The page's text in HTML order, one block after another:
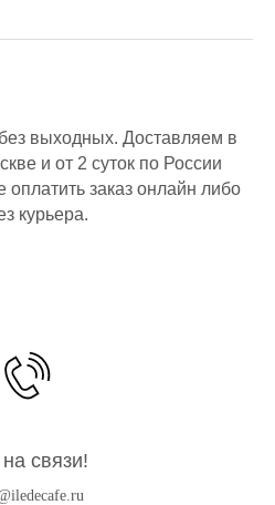
выходных. Доставляем в
и от 2 суток по России
заказ онлайн либо
курьера.
связи!